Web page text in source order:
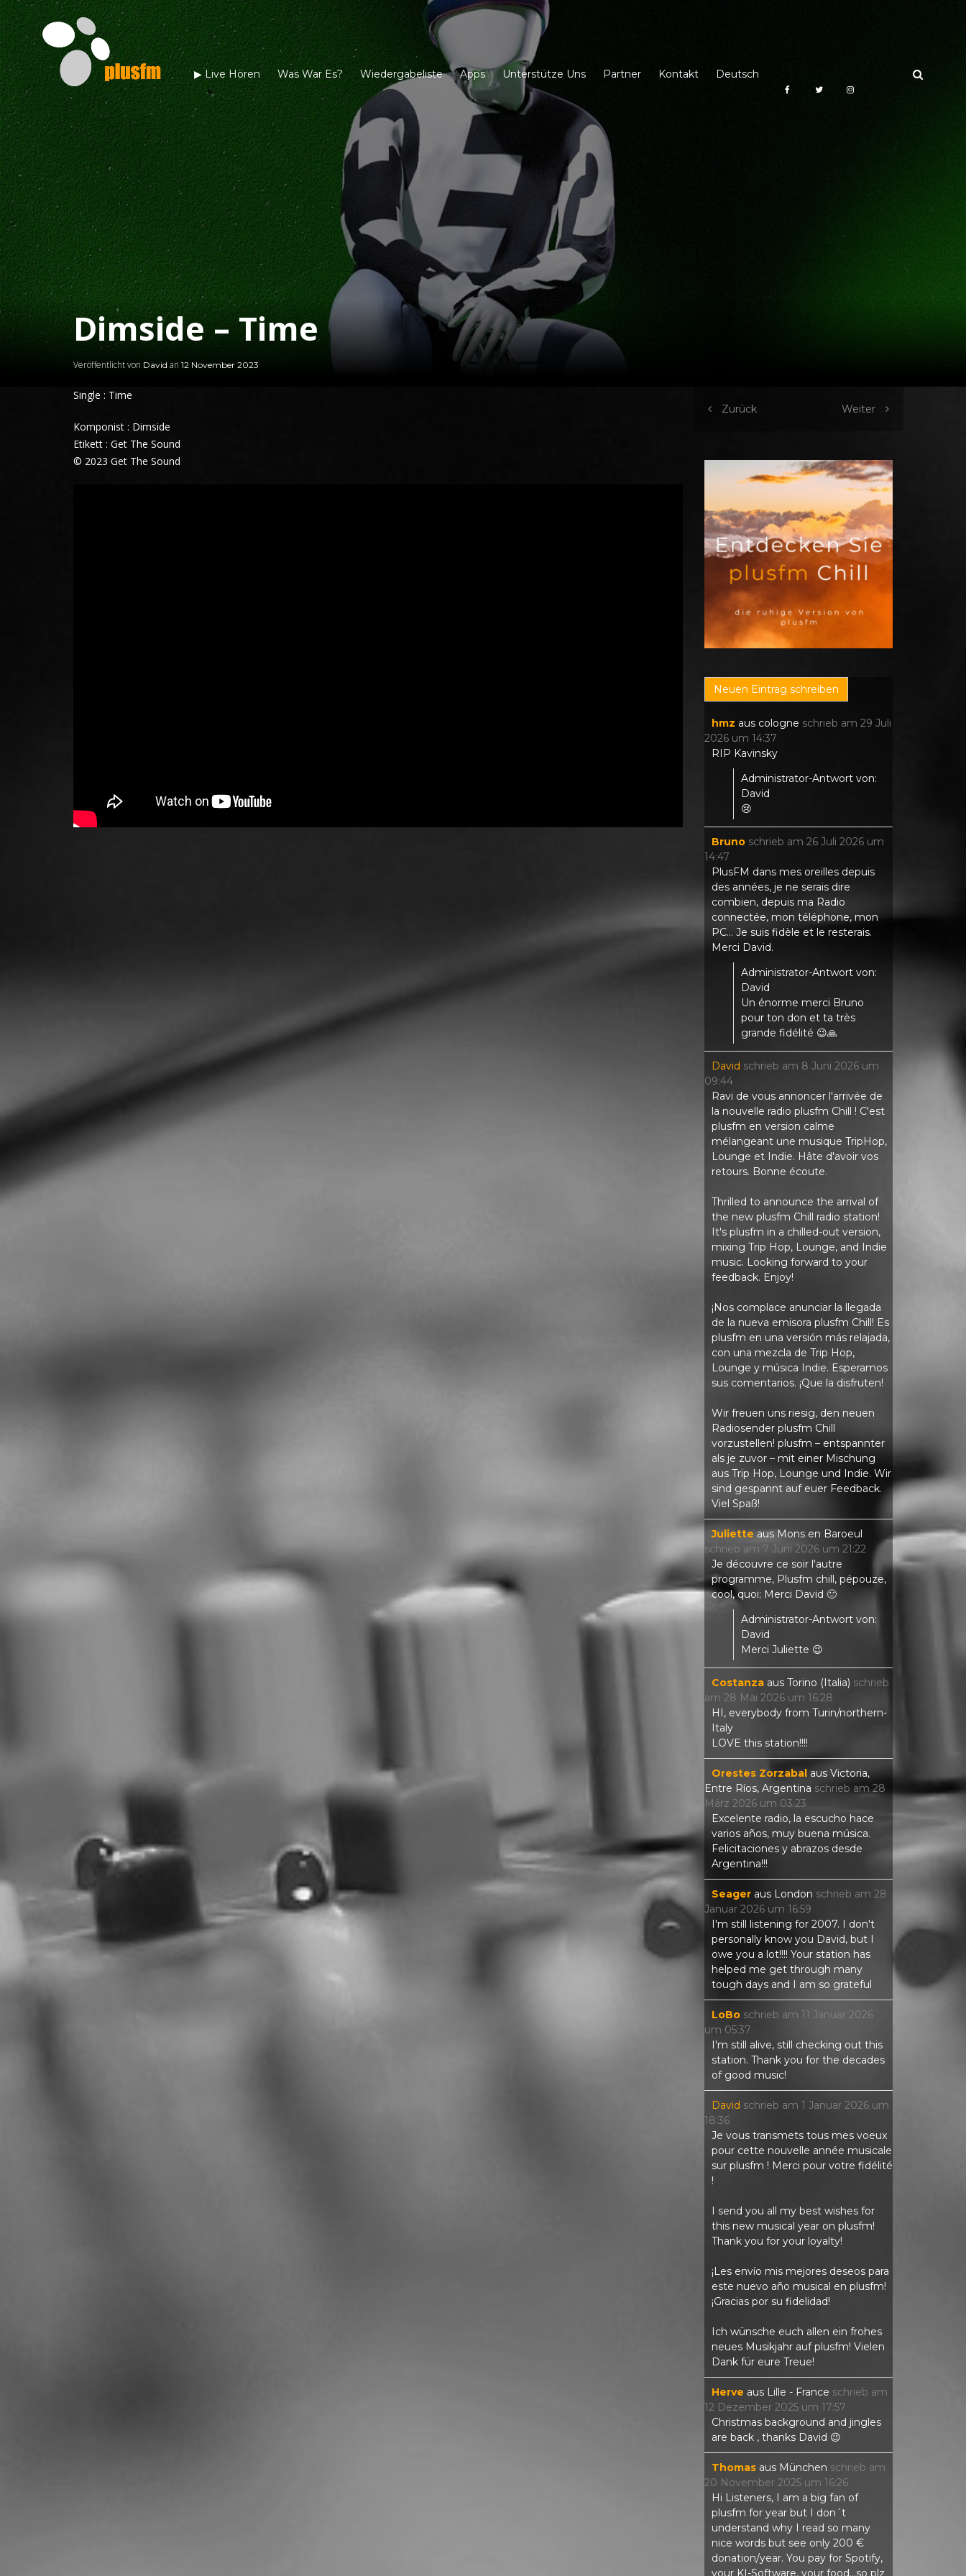
▶︎ Live Hören Was War Es? Wiedergabeliste Apps Unterstütze Uns Partner Kontakt Deutsch
Dimside – Time
Veröffentlicht von David an 12 November 2023
Single : Time
Komponist : Dimside
Etikett : Get The Sound
© 2023 Get The Sound
Zurück Weiter
hmz aus cologne schrieb am 29 Juli
2026 um 14:37
RIP Kavinsky
Administrator-Antwort von:
David
😢
Bruno schrieb am 26 Juli 2026 um
14:47
PlusFM dans mes oreilles depuis
des années, je ne serais dire
combien, depuis ma Radio
connectée, mon téléphone, mon
PC... Je suis fidèle et le resterais.
Merci David.
Administrator-Antwort von:
David
Un énorme merci Bruno
pour ton don et ta très
grande fidélité 😉🙏
David schrieb am 8 Juni 2026 um
09:44
Ravi de vous annoncer l'arrivée de
la nouvelle radio plusfm Chill ! C'est
plusfm en version calme
mélangeant une musique TripHop,
Lounge et Indie. Hâte d'avoir vos
retours. Bonne écoute.
Thrilled to announce the arrival of
the new plusfm Chill radio station!
It's plusfm in a chilled-out version,
mixing Trip Hop, Lounge, and Indie
music. Looking forward to your
feedback. Enjoy!
¡Nos complace anunciar la llegada
de la nueva emisora ​​plusfm Chill! Es
plusfm en una versión más relajada,
con una mezcla de Trip Hop,
Lounge y música Indie. Esperamos
sus comentarios. ¡Que la disfruten!
Wir freuen uns riesig, den neuen
Radiosender plusfm Chill
vorzustellen! plusfm – entspannter
als je zuvor – mit einer Mischung
aus Trip Hop, Lounge und Indie. Wir
sind gespannt auf euer Feedback.
Viel Spaß!
Julietteaus Mons en Baroeul
schrieb am 7 Juni 2026 um 21:22
Je découvre ce soir l'autre
programme, Plusfm chill, pépouze,
cool, quoi; Merci David 🙂
Administrator-Antwort von:
David
Merci Juliette 😉
Costanza aus Torino (Italia) schrieb
am 28 Mai 2026 um 16:28
HI, everybody from Turin/northern-
Italy
LOVE this station!!!!
Orestes Zorzabal aus Victoria,
Entre Ríos, Argentina schrieb am 28
März 2026 um 03:23
Excelente radio, la escucho hace
varios años, muy buena música.
Felicitaciones y abrazos desde
Argentina!!!
Seager aus London schrieb am 28
Januar 2026 um 16:59
I'm still listening for 2007. I don't
personally know you David, but I
owe you a lot!!!! Your station has
helped me get through many
tough days and I am so grateful
LoBo schrieb am 11 Januar 2026
um 05:37
I'm still alive, still checking out this
station. Thank you for the decades
of good music!
David schrieb am 1 Januar 2026 um
18:36
Je vous transmets tous mes voeux
pour cette nouvelle année musicale
sur plusfm ! Merci pour votre fidélité
!
I send you all my best wishes for
this new musical year on plusfm!
Thank you for your loyalty!
¡Les envío mis mejores deseos para
este nuevo año musical en plusfm!
¡Gracias por su fidelidad!
Ich wünsche euch allen ein frohes
neues Musikjahr auf plusfm! Vielen
Dank für eure Treue!
Herve aus Lille - France schrieb am
12 Dezember 2025 um 17:57
Christmas background and jingles
are back , thanks David 😉
Thomas aus München schrieb am
20 November 2025 um 16:26
Hi Listeners, I am a big fan of
plusfm for year but I don´t
understand why I read so many
nice words but see only 200 €
donation/year. You pay for Spotify,
your KI-Software, your food...so plz